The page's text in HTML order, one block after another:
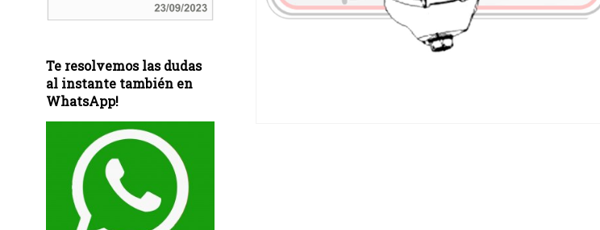
Te resolvemos las dudas
al instante también en
WhatsApp!